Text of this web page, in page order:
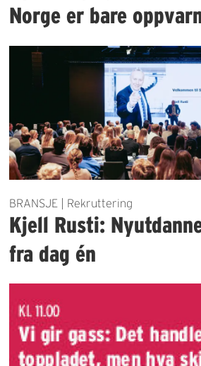
Norge er bare
BRANSJE | Rekruttering
Kjell Rusti:
fra dag én